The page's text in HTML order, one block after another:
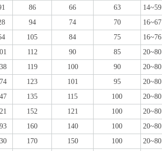
86 66 63 14~59
94 74 70 16~67
105 84 75 16~76
112 90 85 20~80
119 100 90 20~80
123 101 95 20~80
135 115 100 20~80
152 121 100 20~80
160 140 100 20~80
170 150 100 20~80